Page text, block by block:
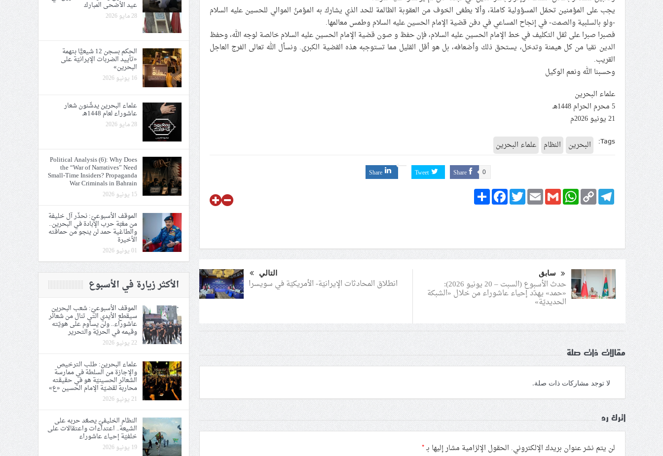
يجب على المؤمنين تحمّل المسؤولية كاملة، وألا يطغى الخوف من العقوبة الظالمة للحد الذي يشارك به المؤمنُ الموالي للحسين عليه السلام
-ولو بالسلبية والصمت- في إنجاح المساعي في دفن قضية الإمام الحسين عليه السلام وطمس معالمها.
فصبرا صبرا على ثقل التكليف في خط الإمام الحسين عليه السلام، فإن حفظ و صون قضية الإمام الحسين عليه السلام خالصة لوجه الله، وحفظ
الدين نقيا من كل هيمنة وتدخل، يستحق ذلك وأضعافه، بل هو أقل القليل مما تستوجبه هذه القضية الكبرى. ونسأل الله تعالى الفرج العاجل
القريب.
وحسبنا الله ونعم الوكيل
علماء البحرين
5 محرم الحرام 1448هـ
21 يونيو 2026م
Tags: البحرين النظام علماء البحرين
Share 0
Tweet
Share
Share
FacebookTwitterEmailGmail
WhatsApp Copy
Link
Telegram
سابق
حدث الأسبوع (السبت – 20 يونيو 2026):
«حمد» يهدّد إحياء عاشوراء من خلال «الشبكة
الحديديّة»
التالي
انطلاق المحادثات الإيرانيّة- الأمريكيّة في سويسرا
مقالات ذات صلة
لا توجد مشاركات ذات صلة.
اترك رد
لن يتم نشر عنوان بريدك الإلكتروني. الحقول الإلزامية مشار إليها بـ*
عيد الأضحى المبارك
28 مايو 2026
الحكم بسجن 12 شيعيًّا بتهمة
«تأييد الضربات الإيرانيّة على
البحرين»
16 يونيو 2026
علماء البحرين يدشّنون شعار
عاشوراء لعام 1448هـ
28 مايو 2026
Political Analysis (6): Why Does
the “War of Narratives” Need
Small-Time Insiders? Propaganda
War Criminals in Bahrain
15 يونيو 2026
الموقف الأسبوعيّ: نحذّر آل خليفة
من مغبّة حرب الإبادة في البحرين..
والطاغية حمد لن ينجو من حماقته
الأخيرة
01 يونيو 2026
الأكثر زيارة في الأسبوع
الموقف الأسبوعيّ: شعب البحرين
سيقطع الأيدي التي تنال من شعائر
عاشوراء.. ولن يساوم على هويّته
وقيمه في الحريّة والتحرير
22 يونيو 2026
علماء البحرين: طلب الترخيص
والإجازة من السلطة في ممارسة
الشعائر الحسينيّة هو في حقيقته
محاربة لقضيّة الإمام الحسين «ع»
21 يونيو 2026
النظام الخليفيّ يصعّد حربه على
الشيعة.. اعتداءات واعتقالات على
خلفيّة إحياء عاشوراء
19 يونيو 2026